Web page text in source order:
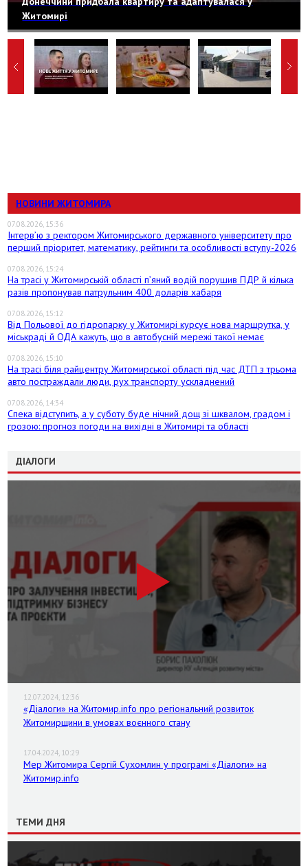
Житомирі
НОВИНИ ЖИТОМИРА
07.08.2026, 15:36
Інтерв’ю з ректором Житомирського державного університету про
перший пріоритет, математику, рейтинги та особливості вступу-2026
07.08.2026, 15:24
На трасі у Житомирській області п’яний водій порушив ПДР й кілька
разів пропонував патрульним 400 доларів хабаря
07.08.2026, 15:12
Від Польової до гідропарку у Житомирі курсує нова маршрутка, у
міськраді й ОДА кажуть, що в автобусній мережі такої немає
07.08.2026, 15:10
На трасі біля райцентру Житомирської області під час ДТП з трьома
авто постраждали люди, рух транспорту ускладнений
07.08.2026, 14:34
Спека відступить, а у суботу буде нічний дощ зі шквалом, градом і
грозою: прогноз погоди на вихідні в Житомирі та області
ДІАЛОГИ
12.07.2024, 12:36
«Діалоги» на Житомир.info про регіональний розвиток
Житомирщини в умовах воєнного стану
17.04.2024, 10:29
Мер Житомира Сергій Сухомлин у програмі «Діалоги» на
Житомир.info
ТЕМИ ДНЯ